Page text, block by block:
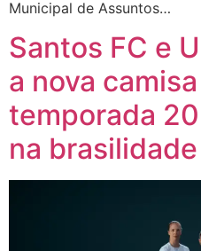
Municipal de Assuntos…
Santos FC e
a nova
temporada
na brasilidade